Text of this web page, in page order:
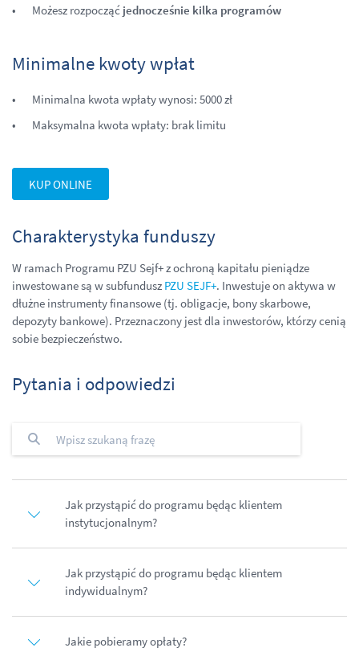
Możesz rozpocząć jednocześnie kilka programów
Minimalne kwoty wpłat
Minimalna kwota wpłaty wynosi: 5000 zł
Maksymalna kwota wpłaty: brak limitu
KUP ONLINE
Charakterystyka funduszy
W ramach Programu PZU Sejf+ z ochroną kapitału pieniądze
inwestowane są w subfundusz PZU SEJF+. Inwestuje on aktywa w
dłużne instrumenty finansowe (tj. obligacje, bony skarbowe,
depozyty bankowe). Przeznaczony jest dla inwestorów, którzy cenią
sobie bezpieczeństwo.
Pytania i odpowiedzi
Jak przystąpić do programu będąc klientem
instytucjonalnym?
Jak przystąpić do programu będąc klientem
indywidualnym?
Jakie pobieramy opłaty?